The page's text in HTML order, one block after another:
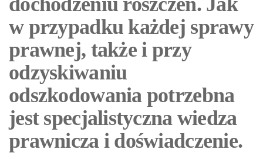
w przypadku każdej sprawy
prawnej, także i przy
odzyskiwaniu
odszkodowania potrzebna
jest specjalistyczna wiedza
prawnicza i doświadczenie.